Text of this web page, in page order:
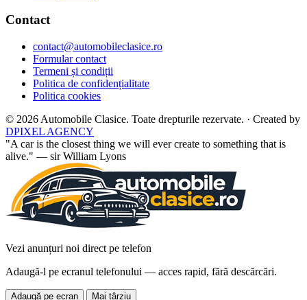
Contact
contact@automobileclasice.ro
Formular contact
Termeni și condiții
Politica de confidențialitate
Politica cookies
© 2026 Automobile Clasice. Toate drepturile rezervate. · Created by
DPIXEL AGENCY
"A car is the closest thing we will ever create to something that is
alive." — sir William Lyons
Vezi anunțuri noi direct pe telefon
Adaugă-l pe ecranul telefonului — acces rapid, fără descărcări.
Adaugă pe ecran Mai târziu